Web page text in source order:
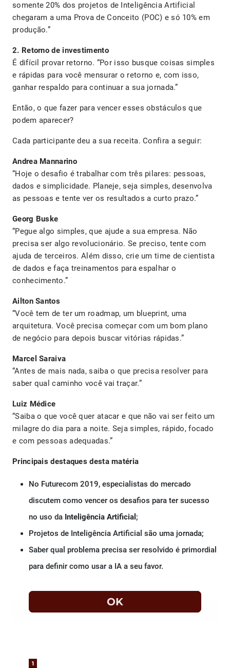
somente 20% dos projetos de Inteligência Artificial
chegaram a uma Prova de Conceito (POC) e só 10% em
produção.”
2. Retorno de investimento
É difícil provar retorno. “Por isso busque coisas simples
e rápidas para você mensurar o retorno e, com isso,
ganhar respaldo para continuar a sua jornada.”
Então, o que fazer para vencer esses obstáculos que
podem aparecer?
Cada participante deu a sua receita. Confira a seguir:
Andrea Mannarino
“Hoje o desafio é trabalhar com três pilares: pessoas,
dados e simplicidade. Planeje, seja simples, desenvolva
as pessoas e tente ver os resultados a curto prazo.”
Georg Buske
“Pegue algo simples, que ajude a sua empresa. Não
precisa ser algo revolucionário. Se preciso, tente com
ajuda de terceiros. Além disso, crie um time de cientista
de dados e faça treinamentos para espalhar o
conhecimento.”
Ailton Santos
“Você tem de ter um roadmap, um blueprint, uma
arquitetura. Você precisa começar com um bom plano
de negócio para depois buscar vitórias rápidas.”
Marcel Saraiva
“Antes de mais nada, saiba o que precisa resolver para
saber qual caminho você vai traçar.”
Luiz Médice
“Saiba o que você quer atacar e que não vai ser feito um
milagre do dia para a noite. Seja simples, rápido, focado
e com pessoas adequadas.”
Principais destaques desta matéria
No Futurecom 2019, especialistas do mercado
discutem como vencer os desafios para ter sucesso
no uso da Inteligência Artificial ;
Projetos de Inteligência Artificial são uma jornada;
Saber qual problema precisa ser resolvido é primordial
para definir como usar a IA a seu favor.